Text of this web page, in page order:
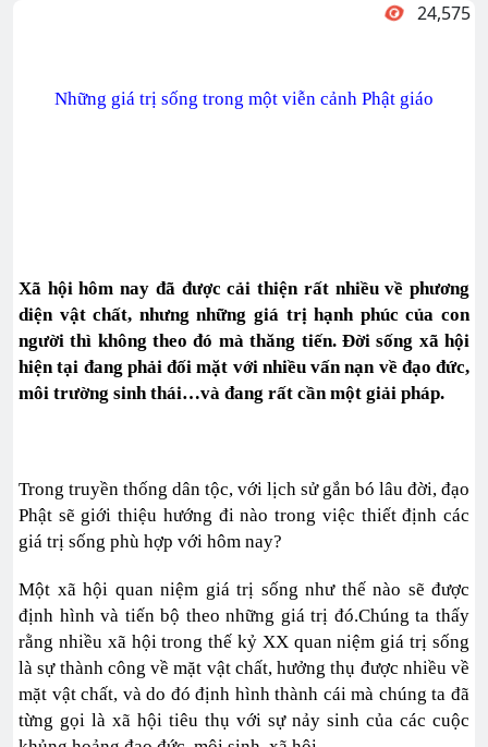
24,575
Những giá trị sống trong một viễn cảnh Phật giáo
Xã hội hôm nay đã được cải thiện rất nhiều về phương
diện vật chất, nhưng những giá trị hạnh phúc của con
người thì không theo đó mà thăng tiến. Đời sống xã hội
hiện tại đang phải đối mặt với nhiều vấn nạn về đạo đức,
môi trường sinh thái…và đang rất cần một giải pháp.
Trong truyền thống dân tộc, với lịch sử gắn bó lâu đời, đạo
Phật sẽ giới thiệu hướng đi nào trong việc thiết định các
giá trị sống phù hợp với hôm nay?
Một xã hội quan niệm giá trị sống như thế nào sẽ được
định hình và tiến bộ theo những giá trị đó.Chúng ta thấy
rằng nhiều xã hội trong thế kỷ XX quan niệm giá trị sống
là sự thành công về mặt vật chất, hưởng thụ được nhiều về
mặt vật chất, và do đó định hình thành cái mà chúng ta đã
từng gọi là xã hội tiêu thụ với sự nảy sinh của các cuộc